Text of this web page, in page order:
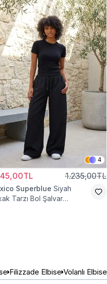
4
1.235,00TL
Superblue Siyah
Tarzı Bol Şalvar
Filizzade Elbise Volanlı Elbise